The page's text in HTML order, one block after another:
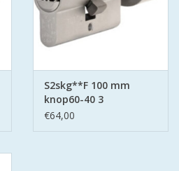
S2skg**F 100 mm
knop60-40 3
keersleutels
€64,00